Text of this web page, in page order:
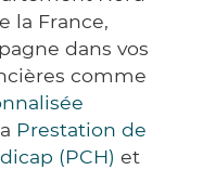
la France,
dans vos
comme
Prestation de
(PCH) et